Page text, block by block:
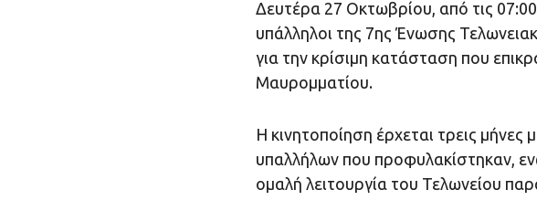
Δευτέρα 27 Οκτωβρίου, από τις 07:00
υπάλληλοι της 7ης Ένωσης
για την κρίσιμη κατάσταση που
Μαυρομματίου.
Η κινητοποίηση έρχεται τρεις μήνες
υπαλλήλων που προφυλακίστηκαν,
ομαλή λειτουργία του Τελωνείου